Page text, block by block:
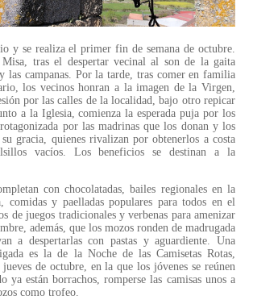
y se realiza el primer fin de semana de octubre.
Misa, tras el despertar vecinal al son de la gaita
las campanas. Por la tarde, tras comer en familia
los vecinos honran a la imagen de la Virgen,
por las calles de la localidad, bajo otro repicar
a la Iglesia, comienza la esperada puja por los
por las madrinas que los donan y los
gracia, quienes rivalizan por obtenerlos a costa
vacíos. Los beneficios se destinan a la
con chocolatadas, bailes regionales en la
comidas y paelladas populares para todos en el
de juegos tradicionales y verbenas para amenizar
además, que los mozos ronden de madrugada
a despertarlas con pastas y aguardiente. Una
es la de la Noche de las Camisetas Rotas,
de octubre, en la que los jóvenes se reúnen
ya están borrachos, romperse las camisas unos a
como trofeo.